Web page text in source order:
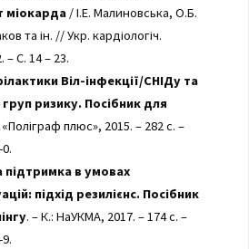
міокарда/ І.Е. Малиновська, О.Б.
та ін. // Укр. кардіологіч.
С. 14 – 23.
Віл-інфекції/СНІДу та
груп ризику. Посібник для
«Поліграф плюс», 2015. – 282 с. –
підтримка в умовах
підхід резилієнс. Посібник
. – К.: НаУКМА, 2017. – 174 с. –